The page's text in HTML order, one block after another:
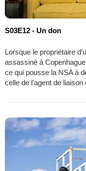
S03E12 - Un don
Lorsque le propriétaire
assassiné à
ce qui pousse la NSA à
celle de l'agent de